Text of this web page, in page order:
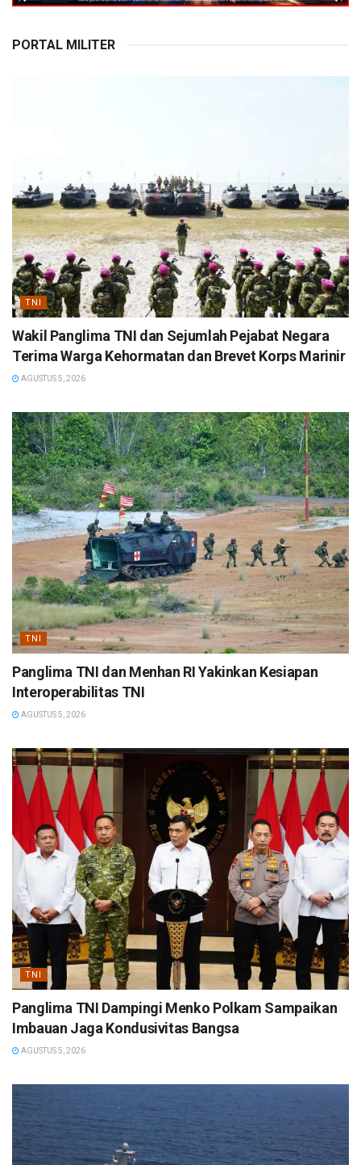
PORTAL MILITER
TNI
Wakil Panglima TNI dan Sejumlah Pejabat Negara
Terima Warga Kehormatan dan Brevet Korps Marinir
AGUSTUS 5, 2026
TNI
Panglima TNI dan Menhan RI Yakinkan Kesiapan
Interoperabilitas TNI
AGUSTUS 5, 2026
TNI
Panglima TNI Dampingi Menko Polkam Sampaikan
Imbauan Jaga Kondusivitas Bangsa
AGUSTUS 5, 2026